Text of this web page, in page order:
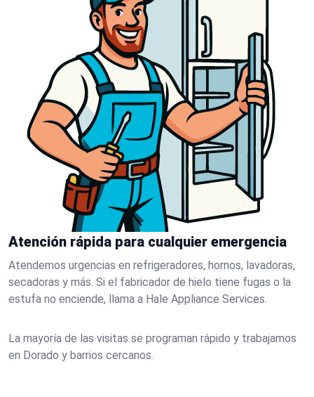
Atención rápida para cualquier emergencia
Atendemos urgencias en refrigeradores, hornos, lavadoras,
secadoras y más. Si el fabricador de hielo tiene fugas o la
estufa no enciende, llama a Hale Appliance Services.
La mayoría de las visitas se programan rápido y trabajamos
en Dorado y barrios cercanos.